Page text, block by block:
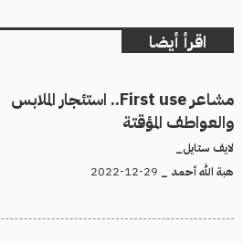
اقرأ أيضا
مشاعر First use.. استئجار الملابس
والعواطف المؤقتة
لايف ستايل_
هبة الله أحمد _